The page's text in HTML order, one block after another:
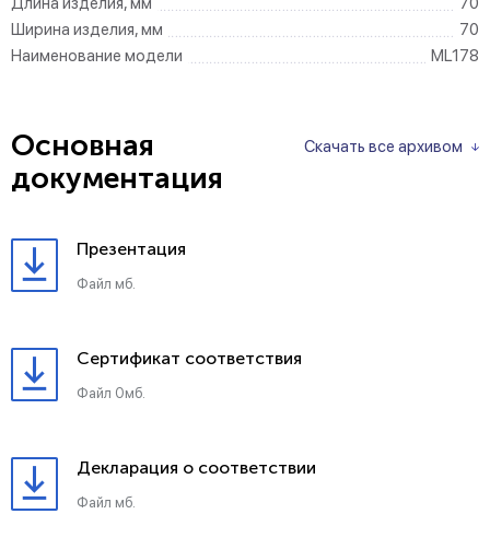
Ширина изделия, мм
70
Наименование модели
ML178
Скачать все архивом
Основная
документация
Презентация
Файл мб.
Сертификат соответствия
Файл 0мб.
Декларация о соответствии
Файл мб.